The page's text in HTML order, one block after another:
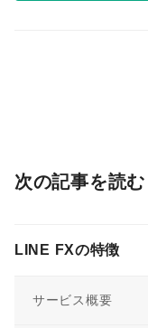
次の記事を読む
LINE FXの特徴
サービス概要